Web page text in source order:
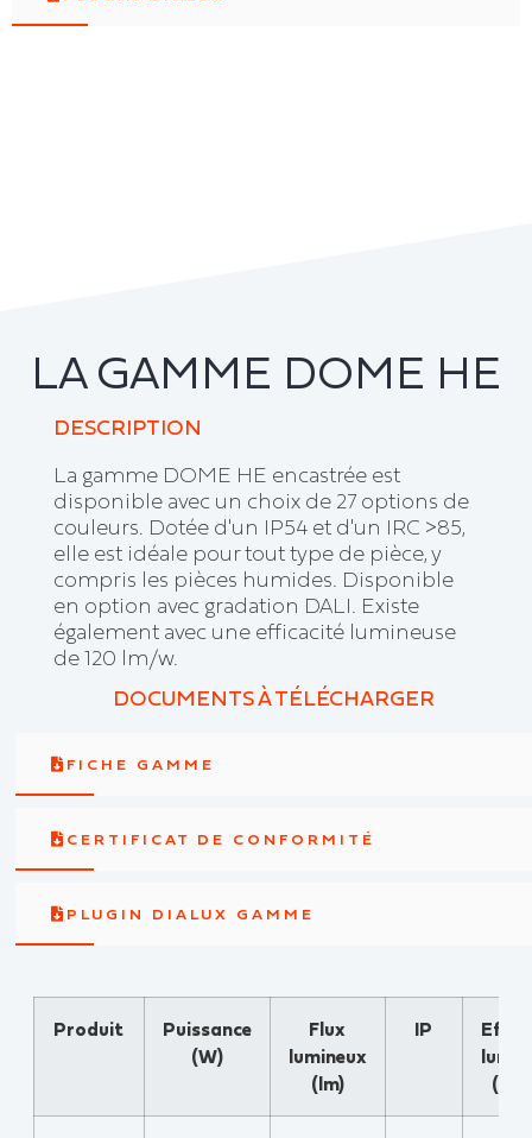
LA GAMME DOME HE
DESCRIPTION
La gamme DOME HE encastrée est
disponible avec un choix de 27 options de
couleurs. Dotée d'un IP54 et d'un IRC >85,
elle est idéale pour tout type de pièce, y
compris les pièces humides. Disponible
en option avec gradation DALI. Existe
également avec une efficacité lumineuse
de 120 lm/w.
DOCUMENTS À TÉLÉCHARGER
FICHE GAMME
CERTIFICAT DE CONFORMITÉ
PLUGIN DIALUX GAMME
Produit
Puissance
(W)
Flux
lumineux
(lm)
IP